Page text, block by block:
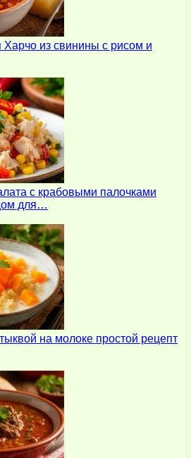
Харчо из свинины с рисом и
с крабовыми палочками
для…
на молоке простой рецепт